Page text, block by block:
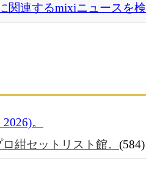
関連するmixiニュースを
。
紺セットリスト館。 (584)